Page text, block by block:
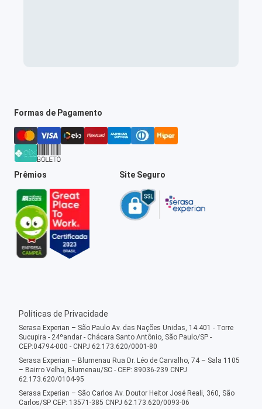
Formas de Pagamento
Prêmios Site Seguro
Políticas de Privacidade
Serasa Experian – São Paulo Av. das Nações Unidas, 14.401 - Torre
Sucupira - 24ºandar - Chácara Santo Antônio, São Paulo/SP -
CEP:04794-000 - CNPJ 62.173.620/0001-80
Serasa Experian – Blumenau Rua Dr. Léo de Carvalho, 74 – Sala 1105
– Bairro Velha, Blumenau/SC - CEP: 89036-239 CNPJ
62.173.620/0104-95
Serasa Experian – São Carlos Av. Doutor Heitor José Reali, 360, São
Carlos/SP CEP: 13571-385 CNPJ 62.173.620/0093-06